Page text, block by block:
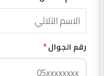
رقم الجوال*